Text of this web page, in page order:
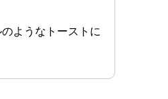
ようなトーストに